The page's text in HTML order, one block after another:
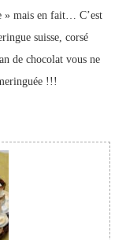
» mais en fait… C’est
suisse, corsé
de chocolat vous ne
!!!